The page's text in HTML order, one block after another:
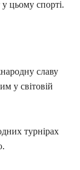
цьому спорті.
славу
у світовій
турнірах